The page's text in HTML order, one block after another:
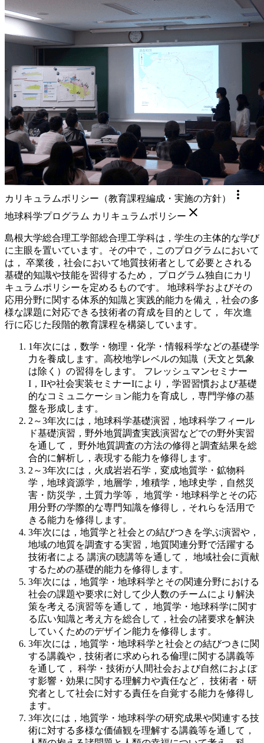
カリキュラムポリシー（教育課程編成・実施の方針） more_vert
地球科学プログラム カリキュラムポリシー close
島根大学総合理工学部総合理工学科は，学生の主体的な学び
に主眼を置いています。その中で，このプログラムにおいて
は， 卒業後，社会において地質技術者として必要とされる
基礎的知識や技能を習得するため， プログラム独自にカリ
キュラムポリシーを定めるものです。 地球科学およびその
応用分野に関する体系的知識と実践的能力を備え，社会の多
様な課題に対応できる技術者の育成を目的として， 年次進
行に応じた段階的教育課程を構築しています。
1年次には，数学・物理・化学・情報科学などの基礎学
力を養成します。高校地学レベルの知識（天文と気象
は除く）の習得をします。 フレッシュマンセミナー
I，IIや社会実装セミナーIにより，学習習慣および基礎
的なコミュニケーション能力を育成し，専門学修の基
盤を形成します。
2～3年次には，地球科学基礎演習，地球科学フィール
ド基礎演習，野外地質調査実践演習などでの野外実習
を通して， 野外地質調査の方法の修得と調査結果を総
合的に解析し，表現する能力を修得します。
2～3年次には，火成岩岩石学，変成地質学・鉱物科
学，地球資源学，地層学，堆積学，地球史学，自然災
害・防災学，土質力学等， 地質学・地球科学とその応
用分野の学際的な専門知識を修得し，それらを活用で
きる能力を修得します。
3年次には，地質学と社会との結びつきを学ぶ演習や，
地域の地質を調査する実習，地質関連分野で活躍する
技術者による 講演の聴講等を通して， 地域社会に貢献
するための基礎的能力を修得します。
3年次には，地質学・地球科学とその関連分野における
社会の課題や要求に対して少人数のチームにより解決
策を考える演習等を通して， 地質学・地球科学に関す
る広い知識と考え方を総合して，社会の諸要求を解決
していくためのデザイン能力を修得します。
3年次には，地質学・地球科学と社会との結びつきに関
する講義や，技術者に求められる倫理に関する講義等
を通して， 科学・技術が人間社会および自然におよぼ
す影響・効果に関する理解力や責任など， 技術者・研
究者として社会に対する責任を自覚する能力を修得し
ます。
3年次には，地質学・地球科学の研究成果や関連する技
術に対する多様な価値観を理解する講義等を通して，